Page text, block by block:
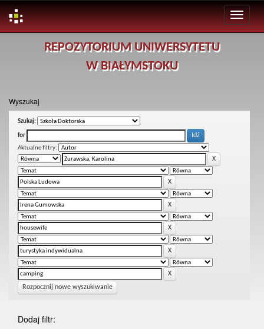
REPOZYTORIUM UNIWERSYTETU
W BIAŁYMSTOKU
Wyszukaj
Szukaj:
for
Aktualne filtry:
Rozpocznij nowe wyszukiwanie
Dodaj filtr: